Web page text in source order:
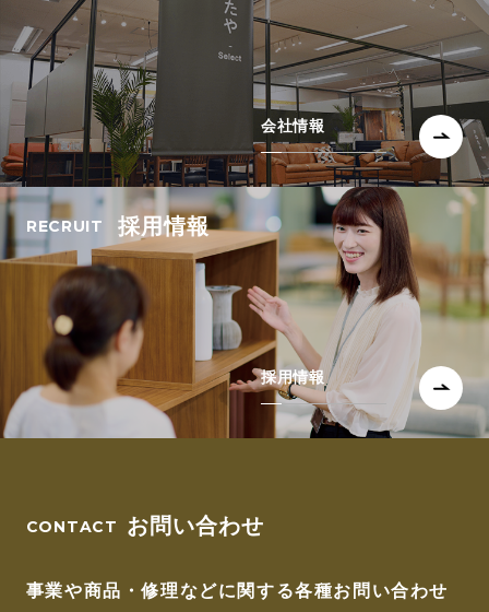
会社情報
採用情報
採用情報
お問い合わせ
事業や商品・修理などに関する各種お問い合わせ